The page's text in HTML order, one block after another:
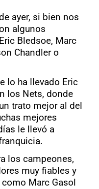
ayer, si bien nos
algunos
Bledsoe, Marc
Chandler o
lo ha llevado Eric
los Nets, donde
trato mejor al del
mejores
le llevó a
los campeones,
muy fiables y
Marc Gasol